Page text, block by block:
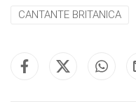
CANTANTE BRITANICA